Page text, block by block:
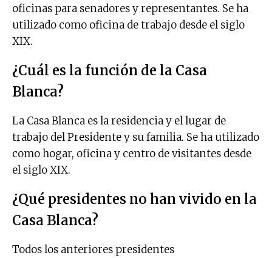
oficinas para senadores y representantes. Se ha
utilizado como oficina de trabajo desde el siglo
XIX.
¿Cuál es la función de la Casa
Blanca?
La Casa Blanca es la residencia y el lugar de
trabajo del Presidente y su familia. Se ha utilizado
como hogar, oficina y centro de visitantes desde
el siglo XIX.
¿Qué presidentes no han vivido en la
Casa Blanca?
Todos los anteriores presidentes